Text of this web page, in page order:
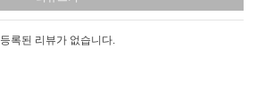
등록된 리뷰가 없습니다.